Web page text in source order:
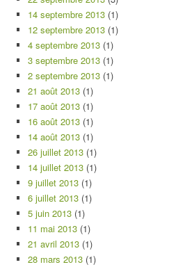
14 septembre 2013 (1)
12 septembre 2013 (1)
4 septembre 2013 (1)
3 septembre 2013 (1)
2 septembre 2013 (1)
21 août 2013 (1)
17 août 2013 (1)
16 août 2013 (1)
14 août 2013 (1)
26 juillet 2013 (1)
14 juillet 2013 (1)
9 juillet 2013 (1)
6 juillet 2013 (1)
5 juin 2013 (1)
11 mai 2013 (1)
21 avril 2013 (1)
28 mars 2013 (1)